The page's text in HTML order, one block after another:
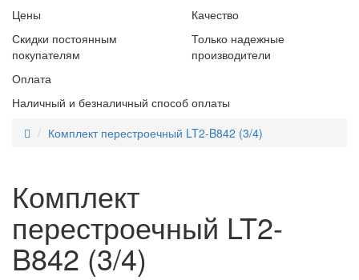
Цены
Скидки постоянным
покупателям
Качество
Только надежные
производители
Оплата
Наличный и безналичный способ оплаты
Комплект перестроечный LT2-B842 (3/4)
Комплект
перестроечный LT2-
B842 (3/4)